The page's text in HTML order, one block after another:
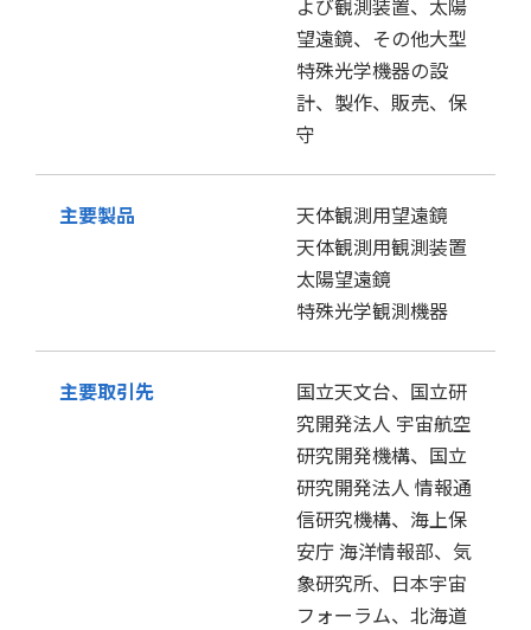
よび観測装置、太陽
望遠鏡、その他大型
特殊光学機器の設
計、製作、販売、保
守
主要製品
天体観測用望遠鏡
天体観測用観測装置
太陽望遠鏡
特殊光学観測機器
主要取引先
国立天文台、国立研
究開発法人 宇宙航空
研究開発機構、国立
研究開発法人 情報通
信研究機構、海上保
安庁 海洋情報部、気
象研究所、日本宇宙
フォーラム、北海道